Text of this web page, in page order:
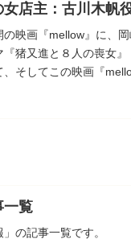
女店主：古川木帆役
映画『mellow』に、
猪又進と８人の喪女
、そしてこの映画『
一覧
の記事一覧です。